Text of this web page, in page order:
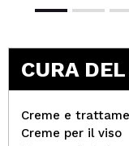
CURA
Creme e
Creme per il viso